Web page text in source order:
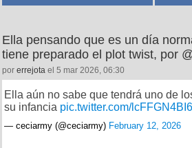
Ella pensando que es un día
tiene preparado el plot twist, por
por errejota el 5 mar 2026, 06:30
Ella aún no sabe que tendrá uno de
su infancia pic.twitter.com/lcFFGN4BI6
— ceciarmy (@ceciarmy) February 12, 2026